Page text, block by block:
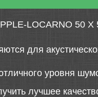
LOCARNO
для
уровня
лучшее